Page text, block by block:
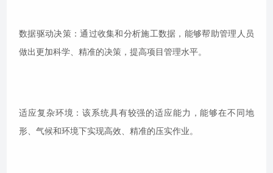
数据驱动决策：通过收集和分析施工数据，能够帮助管理人员
做出更加科学、精准的决策，提高项目管理水平。
适应复杂环境：该系统具有较强的适应能力，能够在不同地
形、气候和环境下实现高效、精准的压实作业。